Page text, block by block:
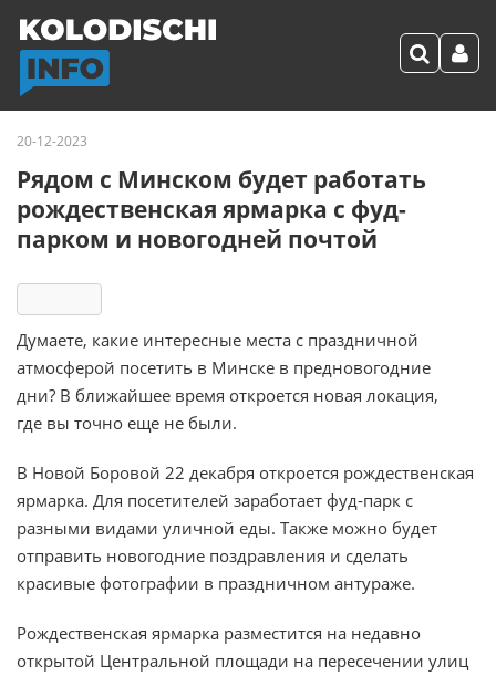
20-12-2023
Рядом с Минском будет работать
рождественская ярмарка с фуд-
парком и новогодней почтой
Думаете, какие интересные места с праздничной
атмосферой посетить в Минске в предновогодние
дни? В ближайшее время откроется новая локация,
где вы точно еще не были.
В Новой Боровой 22 декабря откроется рождественская
ярмарка. Для посетителей заработает фуд-парк с
разными видами уличной еды. Также можно будет
отправить новогодние поздравления и сделать
красивые фотографии в праздничном антураже.
Рождественская ярмарка разместится на недавно
открытой Центральной площади на пересечении улиц